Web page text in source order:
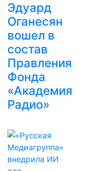
Эдуард
Оганесян
вошел в
состав
Правления
Фонда
«Академия
Радио»